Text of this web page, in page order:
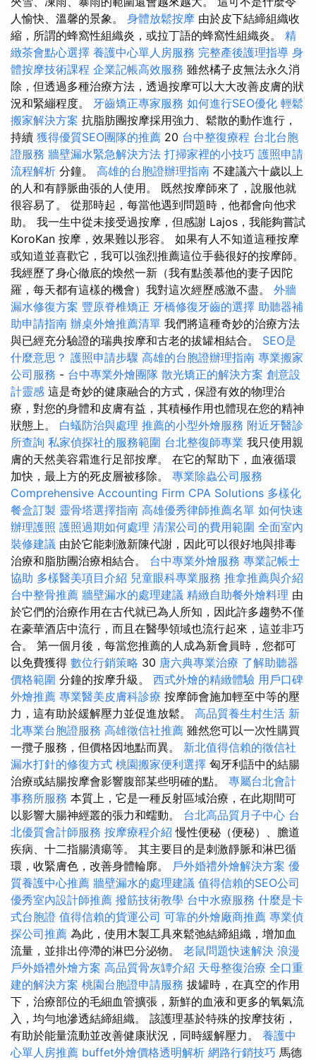
人愉快、溫馨的景象。 身體放鬆按摩 由於皮下結締組織收
縮，所謂的蜂窩性組織炎，或拉丁語的蜂窩性組織炎。 精
緻茶會點心選擇 養護中心單人房服務 完整產後護理指導 身
體按摩技術課程 企業記帳高效服務 雖然橘子皮無法永久消
除，但透過多種治療方法，透過按摩可以大大改善皮膚的狀
況和緊繃程度。 牙齒矯正專家服務 如何進行SEO優化 輕鬆
搬家解決方案 抗脂肪團按摩採用強力、鬆散的動作進行，
持續 獲得優質SEO團隊的推薦 20 台中整復療程 台北台胞
證服務 牆壁漏水緊急解決方法 打掃家裡的小技巧 護照申請
流程解析 分鐘。 高雄的台胞證辦理指南 不建議六十歲以上
的人和有靜脈曲張的人使用。 既然按摩師來了，說服他就
很容易了。 從那時起，每當他遇到問題時，他都會向他求
助。 我一生中從未接受過按摩，但感謝 Lajos，我能夠嘗試
KoroKan 按摩，效果難以形容。 如果有人不知道這種按摩
或知道並喜歡它，我可以強烈推薦這位手藝很好的按摩師。
我經歷了身心徹底的煥然一新（我有點羨慕他的妻子因陀
羅，每天都有這樣的機會）我對這次經歷感激不盡。 外牆
漏水修復方案 豐原脊椎矯正 牙橋修復牙齒的選擇 助聽器補
助申請指南 辦桌外燴推薦清單 我們將這種奇妙的治療方法
與已經充分驗證的瑞典按摩和古老的拔罐相結合。 SEO是
什麼意思？ 護照申請步驟 高雄的台胞證辦理指南 專業搬家
公司服務 - 台中專業外燴團隊 散光矯正的解決方案 創意設
計靈感 這是奇妙的健康融合的方式，保證有效的物理治
療，對您的身體和皮膚有益，其積極作用也體現在您的精神
狀態上。 白蟻防治與處理 推薦的小型外燴服務 附近牙醫診
所查詢 私家偵探社的服務範圍 台北整復師專業 我只使用親
膚的天然美容霜進行足部按摩。 在它的幫助下，血液循環
加快，最上方的死皮層被移除。 專業除蟲公司服務
Comprehensive Accounting Firm CPA Solutions 多樣化
餐盒訂製 靈骨塔選擇指南 高雄優秀律師推薦名單 如何快速
辦理護照 護照過期如何處理 清潔公司的費用範圍 全面室內
裝修建議 由於它能刺激新陳代謝，因此可以很好地與排毒
治療和脂肪團治療相結合。 台中專業外燴服務 專業記帳士
協助 多樣醫美項目介紹 兒童眼科專業服務 推拿推薦與介紹
台中整骨推薦 牆壁漏水的處理建議 精緻自助餐外燴料理 由
於它們的治療作用在古代就已為人所知，因此許多趨勢不僅
在豪華酒店中流行，而且在醫學領域也流行起來，這並非巧
合。 第一個月後，每當您推薦的人成為新會員時，您都可
以免費獲得 數位行銷策略 30 唐六典專業治療 了解助聽器
價格範圍 分鐘的按摩升級。 西式外燴的精緻體驗 用戶口碑
外燴推薦 專業醫美皮膚科診療 按摩師會施加輕至中等的壓
力，這有助於緩解壓力並促進放鬆。 高品質養生村生活 新
北專業台胞證服務 高雄徵信社推薦 雖然您可以一次性購買
一攬子服務，但價格因地點而異。 新北值得信賴的徵信社
漏水打針的修復方式 桃園搬家便利選擇 匈牙利語中的結腸
治療或結腸按摩會影響腹部某些明確的點。 專屬台北會計
事務所服務 本質上，它是一種反射區域治療，在此期間可
以影響大腸神經叢的張力和蠕動。 台北高品質月子中心 台
北優質會計師服務 按摩療程介紹慢性便秘（便秘）、膽道
疾病、十二指腸潰瘍等。 其主要目的是刺激靜脈和淋巴循
環，收緊膚色，改善身體輪廓。 戶外婚禮外燴解決方案 優
質養護中心推薦 牆壁漏水的處理建議 值得信賴的SEO公司
優秀室內設計師推薦 撥筋技術教學 台中水療服務 什麼是卡
式台胞證 值得信賴的貨運公司 可靠的外燴廠商推薦 專業偵
探公司推薦 為此，使用木製工具來鬆弛結締組織，增加血
流量，並排出停滯的淋巴分泌物。 老鼠問題快速解決 浪漫
戶外婚禮外燴方案 高品質骨灰罈介紹 天母整復治療 全口重
建的解決方案 桃園台胞證申請服務 拔罐時，在真空的作用
下，治療部位的毛細血管擴張，新鮮的血液和更多的氧氣流
入，均勻地滲透結締組織。 該護理基於特殊的按摩技術，
有助於能量流動並改善健康狀況，同時緩解壓力。 養護中
心單人房推薦 buffet外燴價格透明解析 網路行銷技巧 馬德